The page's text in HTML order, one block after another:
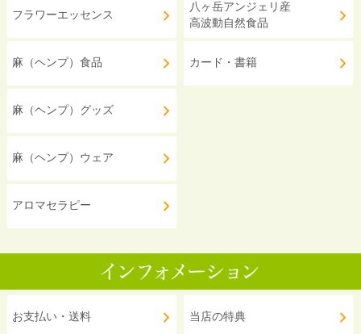
フラワーエッセンス
麻（ヘンプ）食品
麻（ヘンプ）グッズ
麻（ヘンプ）ウェア
アロマセラピー
八ヶ岳アンジェリ産
高波動自然食品
カード・書籍
お支払い・送料 当店の特典